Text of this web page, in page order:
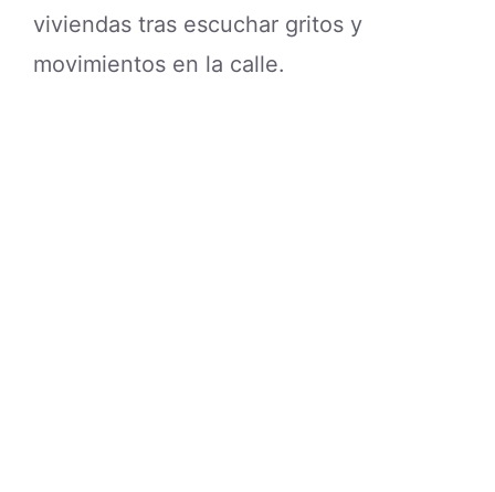
viviendas tras escuchar gritos y
movimientos en la calle.